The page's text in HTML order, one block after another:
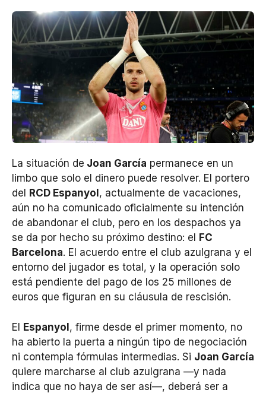
La situación de Joan García permanece en un
limbo que solo el dinero puede resolver. El portero
del
RCD Espanyol , actualmente de vacaciones,
aún no ha comunicado oficialmente su intención
de abandonar el club, pero en los despachos ya
se da por hecho su próximo destino: el
FC
Barcelona. El acuerdo entre el club azulgrana y el
entorno del jugador es total, y la operación solo
está pendiente del pago de los 25 millones de
euros que figuran en su cláusula de rescisión.
El Espanyol, firme desde el primer momento, no
ha abierto la puerta a ningún tipo de negociación
ni contempla fórmulas intermedias. Si Joan García
quiere marcharse al club azulgrana —y nada
indica que no haya de ser así—, deberá ser a